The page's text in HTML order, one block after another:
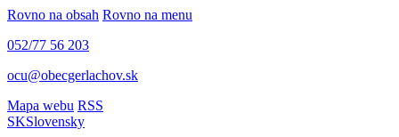
Rovno na obsah Rovno na menu
052/77 56 203
ocu@obecgerlachov.sk
Mapa webu RSS
SKSlovensky